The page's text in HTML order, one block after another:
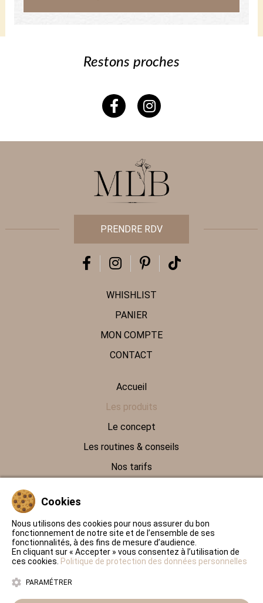
Restons proches
PRENDRE RDV
WHISHLIST
PANIER
MON COMPTE
CONTACT
Accueil
Les produits
Le concept
Les routines & conseils
Nos tarifs
Conditions Générales de Ventes
Mentions légales
Cookies
Nous utilisons des cookies pour nous assurer du bon
fonctionnement de notre site et de l’ensemble de ses
fonctionnalités, à des fins de mesure d’audience.
En cliquant sur « Accepter » vous consentez à l’utilisation de
ces cookies. Politique de protection des données personnelles
PARAMÉTRER